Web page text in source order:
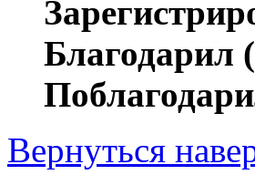
Благодарил
Вернуться